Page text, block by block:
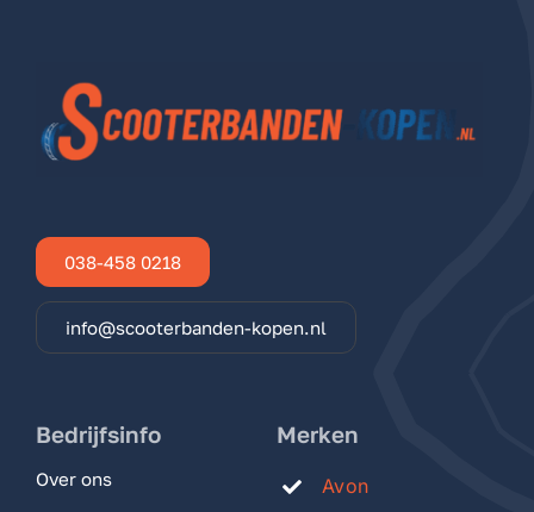
038-458 0218
info@scooterbanden-kopen.nl
Bedrijfsinfo
Over ons
Merken
Avon